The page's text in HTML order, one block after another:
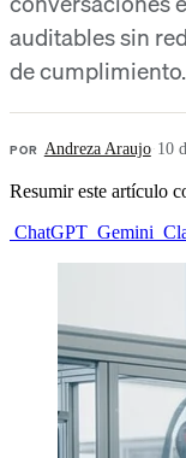
auditables sin
de cumplimiento.
POR Andreza Araujo· 10
Resumir este artículo
ChatGPT Gemini